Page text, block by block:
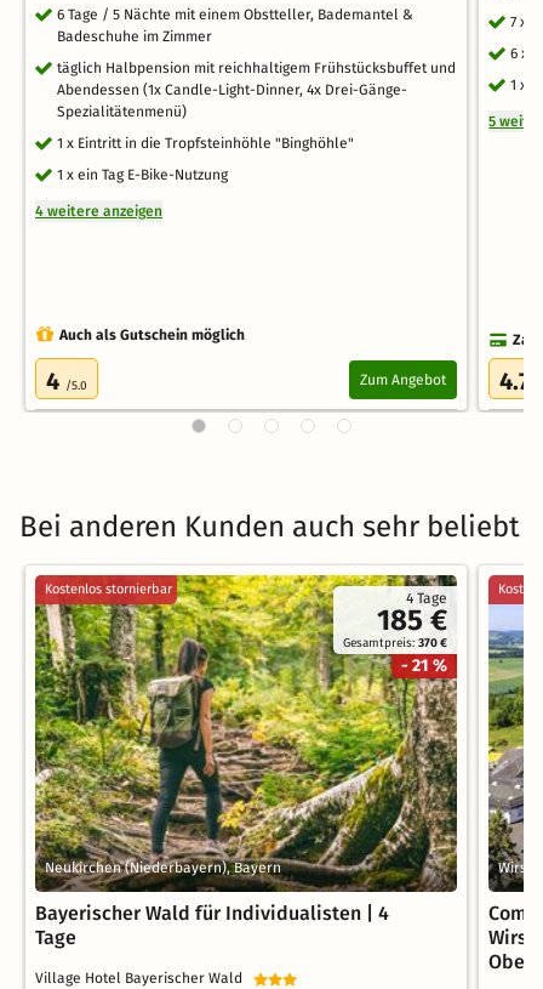
6 Tage / 5 Nächte mit einem Obstteller, Bademantel &
Badeschuhe im Zimmer
täglich Halbpension mit reichhaltigem Frühstücksbuffet und
Abendessen (1x Candle-Light-Dinner, 4x Drei-Gänge-
Spezialitätenmenü)
1 x Eintritt in die Tropfsteinhöhle "Binghöhle"
1 x ein Tag E-Bike-Nutzung
4 weitere anzeigen
Auch als Gutschein möglich
4 /5.0 Zum Angebot
7 x
6 x
1 x
5
4.7
Bei anderen Kunden auch sehr beliebt
4 Tage
185 €
Gesamtpreis:370 €
- 21 %
Kostenlos stornierbar
Neukirchen (Niederbayern), Bayern
Bayerischer Wald für Individualisten | 4
Tage
Village Hotel Bayerischer Wald